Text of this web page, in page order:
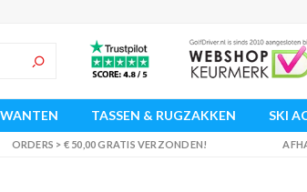
TASSEN & RUGZAKKEN SKI
ORDERS > € 50,00 GRATIS VERZONDEN!